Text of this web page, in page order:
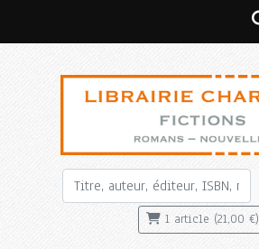
1 article (21,00 €)